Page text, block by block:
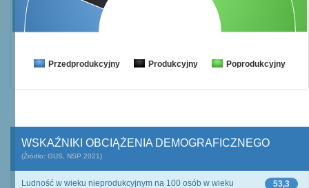
Przedprodukcyjny Produkcyjny Poprodukcyjny
WSKAŹNIKI OBCIĄŻENIA DEMOGRAFICZNEGO
(Źródło: GUS, NSP 2021)
53,3
Ludność w wieku nieprodukcyjnym na 100 osób w wieku